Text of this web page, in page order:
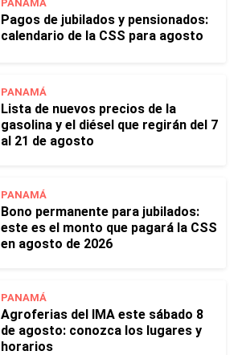
PANAMÁ
Pagos de jubilados y pensionados:
calendario de la CSS para agosto
PANAMÁ
Lista de nuevos precios de la
gasolina y el diésel que regirán del 7
al 21 de agosto
PANAMÁ
Bono permanente para jubilados:
este es el monto que pagará la CSS
en agosto de 2026
PANAMÁ
Agroferias del IMA este sábado 8
de agosto: conozca los lugares y
horarios